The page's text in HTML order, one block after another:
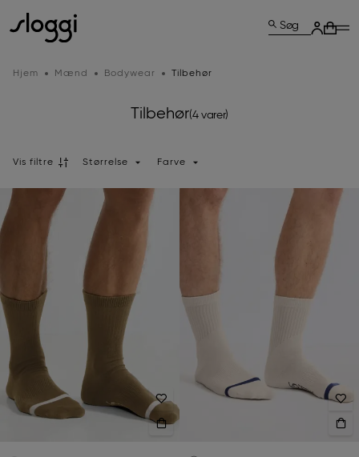
Søg
Hjem Mænd Bodywear Tilbehør
Tilbehør(4 varer)
Vis filtre Størrelse Farve